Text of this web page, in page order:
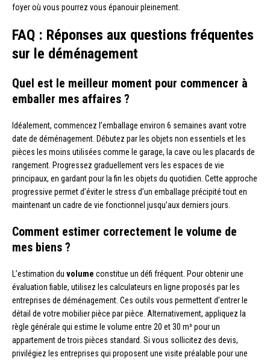
foyer où vous pourrez vous épanouir pleinement.
FAQ : Réponses aux questions fréquentes
sur le déménagement
Quel est le meilleur moment pour commencer à
emballer mes affaires ?
Idéalement, commencez l’emballage environ 6 semaines avant votre
date de déménagement. Débutez par les objets non essentiels et les
pièces les moins utilisées comme le garage, la cave ou les placards de
rangement. Progressez graduellement vers les espaces de vie
principaux, en gardant pour la fin les objets du quotidien. Cette approche
progressive permet d’éviter le stress d’un emballage précipité tout en
maintenant un cadre de vie fonctionnel jusqu’aux derniers jours.
Comment estimer correctement le volume de
mes biens ?
L’estimation du volume constitue un défi fréquent. Pour obtenir une
évaluation fiable, utilisez les calculateurs en ligne proposés par les
entreprises de déménagement. Ces outils vous permettent d’entrer le
détail de votre mobilier pièce par pièce. Alternativement, appliquez la
règle générale qui estime le volume entre 20 et 30 m³ pour un
appartement de trois pièces standard. Si vous sollicitez des devis,
privilégiez les entreprises qui proposent une visite préalable pour une